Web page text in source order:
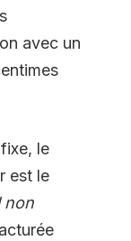
avec un
le
est le
non